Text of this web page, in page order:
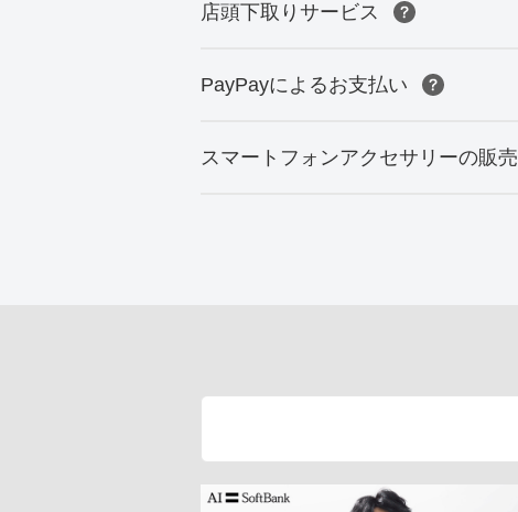
店頭下取りサービス
PayPayによるお支払い
スマートフォンアクセサリーの販売